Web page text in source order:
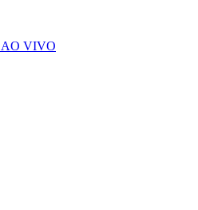
VIVO